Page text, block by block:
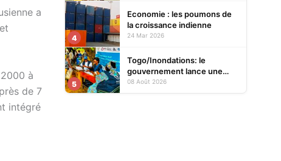
a
à
de 7
intégré
4
Economie : les poumons de
la croissance indienne
24 Mar 2026
5
Togo/Inondations: le
gouvernement lance une
opération d’assistance aux
08 Août 2026